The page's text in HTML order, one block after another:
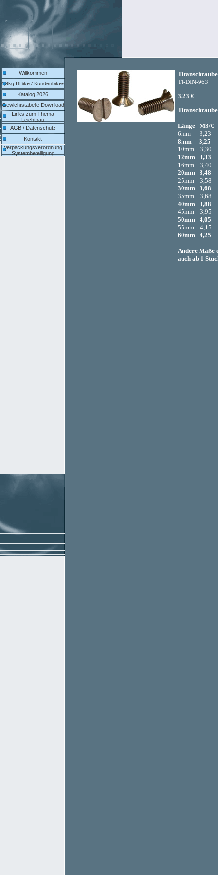
Willkommen
4,9kg DBike / Kundenbikes
Katalog 2026
Gewichtstabelle Download
Links zum Thema
Leichtbau
AGB / Datenschutz
Kontakt
Verpackungsverordnung
Systembeteiligung
TI-DIN-963
3,23 €
Länge M3/
6mm 3,23
8mm 3,25
10mm
12mm
16mm
20mm
25mm
30mm
35mm
40mm
45mm
50mm
55mm
60mm
Andere Maße
auch ab 1